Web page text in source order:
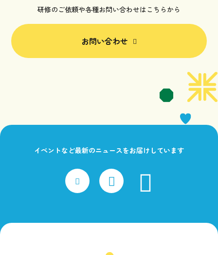
研修のご依頼や各種お問い合わせはこちらから
お問い合わせ
イベントなど最新のニュースをお届けしています
x Instagram